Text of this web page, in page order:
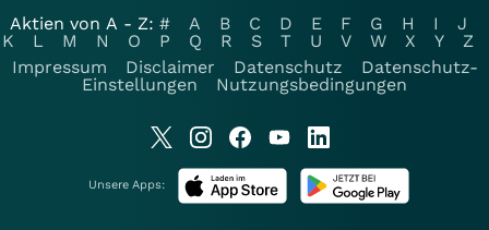
Aktien von A - Z: # A B C D E F G H I
J
K
L M N O P Q R S T U V W X Y
Z
Impressum
Disclaimer Datenschutz
Datenschutz-
Einstellungen
Nutzungsbedingungen
Unsere Apps: